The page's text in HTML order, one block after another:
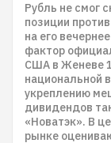
Рубль не смог
позиции
на его
фактор
США в Женеве
национальной
укреплению
дивидендов
«Новатэк». В
рынке